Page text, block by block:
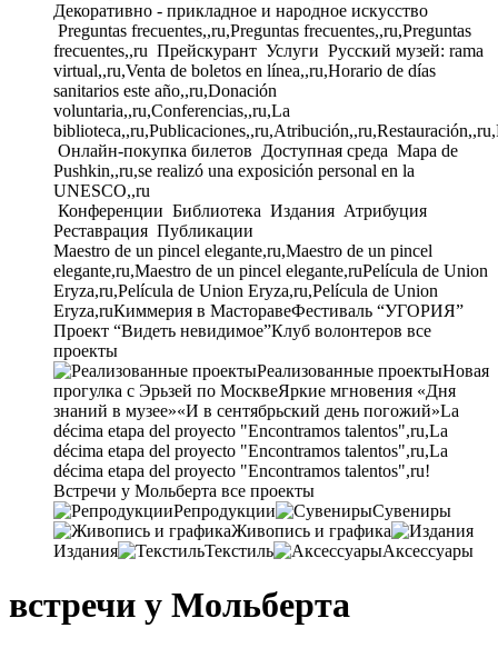
Декоративно - прикладное и народное искусство
Preguntas frecuentes,,ru,Preguntas frecuentes,,ru,Preguntas
frecuentes,,ru Прейскурант Услуги Русский музей: rama
virtual,,ru,Venta de boletos en línea,,ru,Horario de días
sanitarios este año,,ru,Donación
voluntaria,,ru,Conferencias,,ru,La
Онлайн-покупка билетов Доступная среда Mapa de
Pushkin,,ru,se realizó una exposición personal en la
UNESCO,,ru
Конференции Библиотека Издания Атрибуция
Реставрация Публикации
Maestro de un pincel elegante,ru,Maestro de un pincel
elegante,ru,Maestro de un pincel elegante,ruPelícula de Union
Eryza,ru,Película de Union Eryza,ru,Película de Union
Eryza,ruКиммерия в МасторавеФестиваль “УГОРИЯ”
Проект “Видеть невидимое”Клуб волонтеров все
проекты
Реализованные проектыНовая
прогулка с Эрьзей по МосквеЯркие мгновения «Дня
знаний в музее»«И в сентябрьский день погожий»La
décima etapa del proyecto "Encontramos talentos",ru,La
décima etapa del proyecto "Encontramos talentos",ru,La
décima etapa del proyecto "Encontramos talentos",ru!
Встречи у Мольберта все проекты
Репродукции
Сувениры
Живопись и графика
Издания
Текстиль Аксессуары
встречи у Мольберта